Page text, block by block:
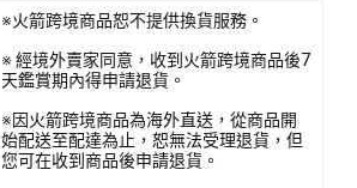
※火箭跨境商品恕不提供換貨服務。
※ 經境外賣家同意，收到火箭跨境商品後7
天鑑賞期內得申請退貨。
※因火箭跨境商品為海外直送，從商品開
始配送至配達為止，恕無法受理退貨，但
您可在收到商品後申請退貨。